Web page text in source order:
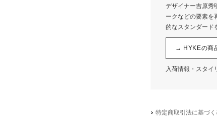
デザイナー吉原秀
ークなどの要素を
的なスタンダード
→ HYKEの商
入荷情報・スタイ
特定商取引法に基づ